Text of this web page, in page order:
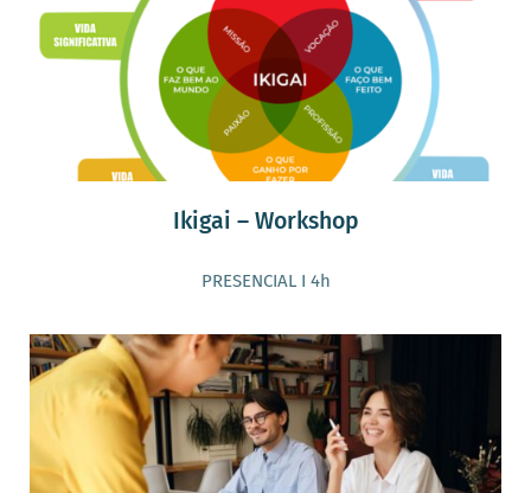
Ikigai – Workshop
PRESENCIAL I 4h